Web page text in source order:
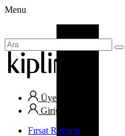
Menu
Üye Ol
Giriş Yap
Fırsat Reyonu